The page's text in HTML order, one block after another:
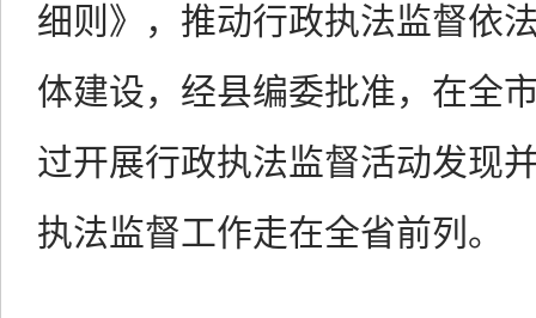
细则》，推动行政执法监督依
体建设，经县编委批准，在全
过开展行政执法监督活动发现
执法监督工作走在全省前列。